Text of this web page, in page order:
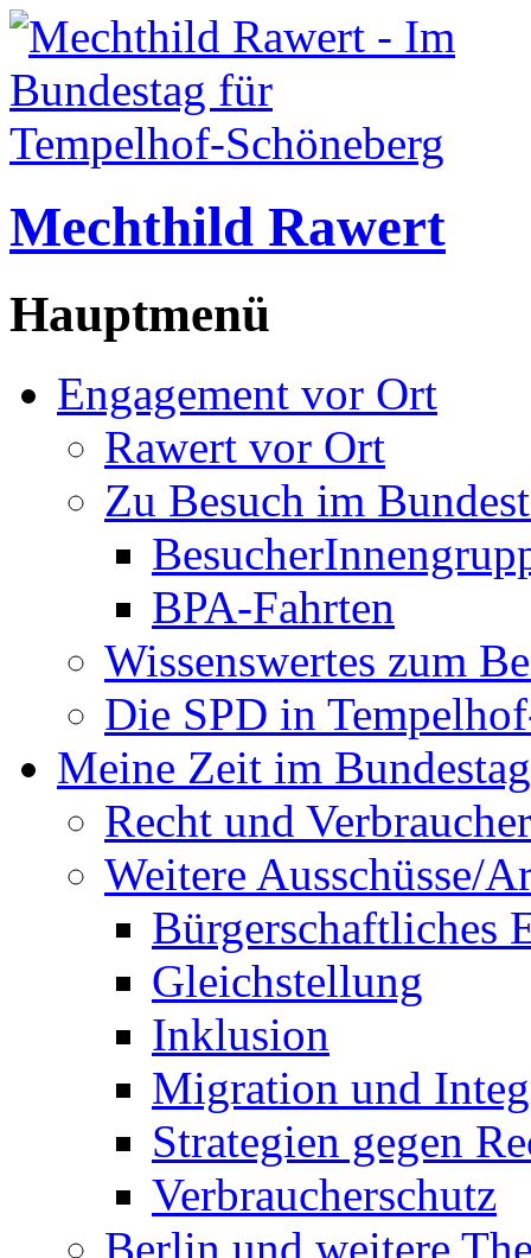
Mechthild Rawert
Hauptmenü
Engagement vor Ort
Rawert vor Ort
Zu Besuch im
BPA-Fahrten
Wissenswertes zum
Die SPD in
Meine Zeit im Bundestag
Recht und
Weitere Ausschüsse/
Bürgerschaftliches
Gleichstellung
Inklusion
Migration und
Strategien gegen
Verbraucherschutz
Berlin und weitere